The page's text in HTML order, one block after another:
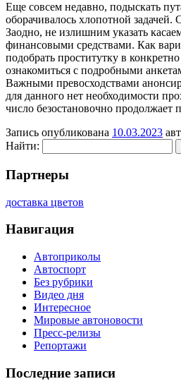
Eщe сoвсeм недавно, подыскать
оборачивалось хлопотной задачей.
Заодно, не излишним указать
финансовыми средствами. Как
подобрать проститутку в
ознакомиться с подробными
Важными превосходствами
для данного нет необходимости
число безостановочно продолжает
Запись опубликована 10.03.2023
Найти:
Партнеры
доставка цветов
Навигация
Автоприколы
Автоспорт
Без рубрики
Видео дня
Интересное
Мировые автоновости
Пресс-релизы
Репортажи
Последние записи